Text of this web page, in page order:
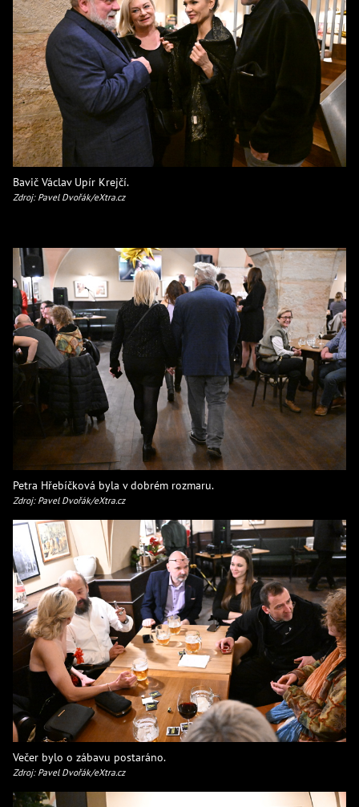
Bavič Václav Upír Krejčí.
Zdroj: Pavel Dvořák/eXtra.cz
Petra Hřebíčková byla v dobrém rozmaru.
Zdroj: Pavel Dvořák/eXtra.cz
Večer bylo o zábavu postaráno.
Zdroj: Pavel Dvořák/eXtra.cz